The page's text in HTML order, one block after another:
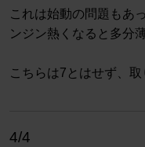
これは始動の問題もあ
ンジン熱くなると多分
こちらは7とはせず、
4/4